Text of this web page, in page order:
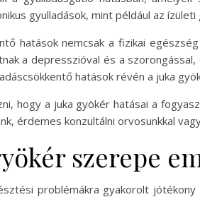
gyulladások, mint például az
hatások nemcsak a fizikai
a depresszióval és a
hatások révén a juka
hogy a juka gyökér hatásai a
érdemes konzultálni orvosunkkal
szerepe
problémákra gyakorolt